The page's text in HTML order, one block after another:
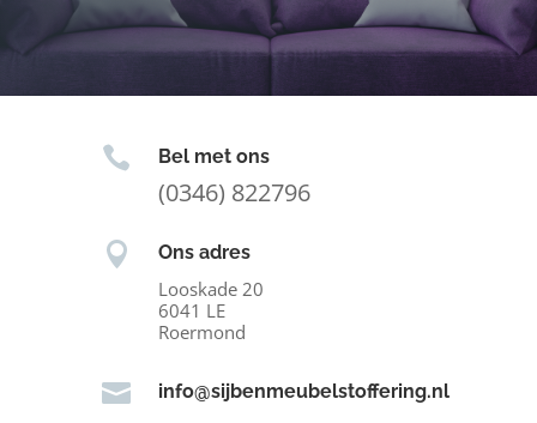
 Bel met ons
(0346) 822796
 Ons adres
Looskade 20
6041 LE
Roermond
 info@sijbenmeubelstoffering.nl